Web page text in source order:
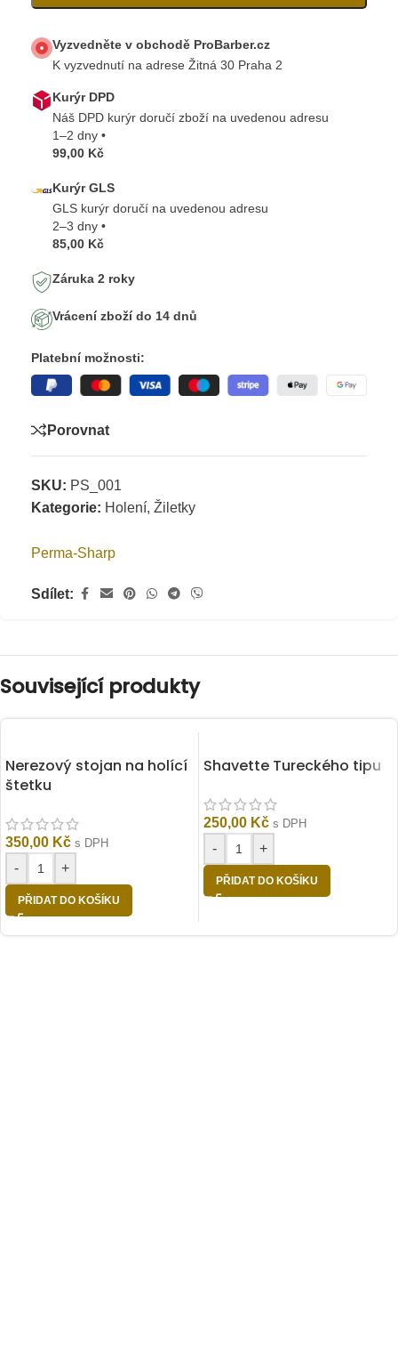
Vyzvedněte v obchodě ProBarber.cz
K vyzvednutí na adrese Žitná 30 Praha 2
Kurýr DPD
Náš DPD kurýr doručí zboží na uvedenou adresu
1–2 dny •
99,00 Kč
Kurýr GLS
GLS kurýr doručí na uvedenou adresu
2–3 dny •
85,00 Kč
Záruka 2 roky
Vrácení zboží do 14 dnů
Platební možnosti:
Porovnat
SKU: PS_001
Kategorie: Holení, Žiletky
Perma-Sharp
Sdílet:
Související produkty
Nerezový stojan na holící
štetku
350,00 Kč s DPH
- +
PŘIDAT DO KOŠÍKU
Shavette Tureckého tipu
250,00 Kč s DPH
- +
PŘIDAT DO KOŠÍKU